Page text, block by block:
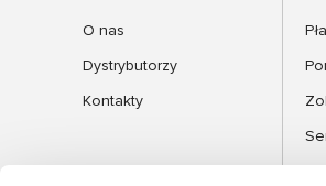
O nas
Dystrybutorzy
Kontakty